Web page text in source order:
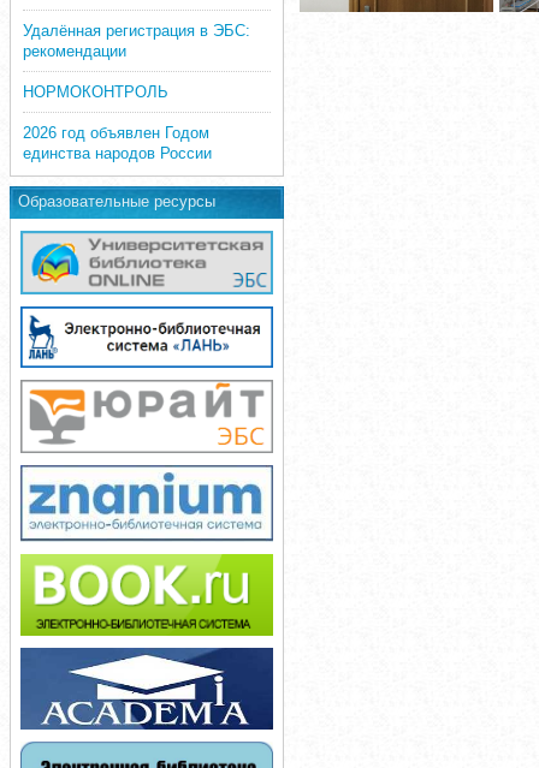
Удалённая регистрация в ЭБС:
рекомендации
НОРМОКОНТРОЛЬ
2026 год объявлен Годом
единства народов России
Образовательные ресурсы